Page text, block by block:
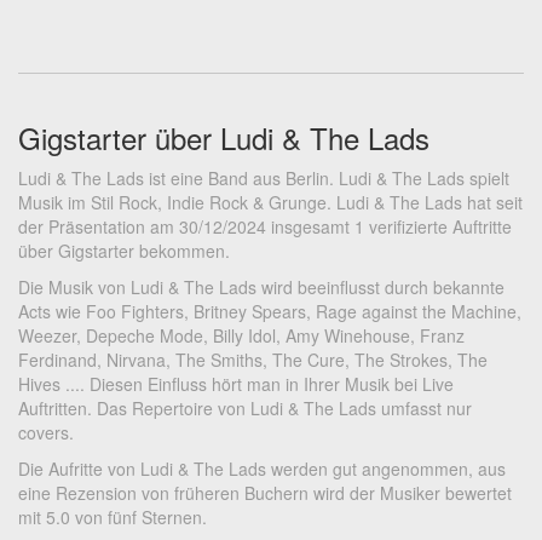
Gigstarter über Ludi & The Lads
Ludi & The Lads ist eine Band aus Berlin. Ludi & The Lads spielt
Musik im Stil Rock, Indie Rock & Grunge. Ludi & The Lads hat seit
der Präsentation am 30/12/2024 insgesamt 1 verifizierte Auftritte
über Gigstarter bekommen.
Die Musik von Ludi & The Lads wird beeinflusst durch bekannte
Acts wie Foo Fighters, Britney Spears, Rage against the Machine,
Weezer, Depeche Mode, Billy Idol, Amy Winehouse, Franz
Ferdinand, Nirvana, The Smiths, The Cure, The Strokes, The
Hives .... Diesen Einfluss hört man in Ihrer Musik bei Live
Auftritten. Das Repertoire von Ludi & The Lads umfasst nur
covers.
Die Aufritte von Ludi & The Lads werden gut angenommen, aus
eine Rezension von früheren Buchern wird der Musiker bewertet
mit 5.0 von fünf Sternen.